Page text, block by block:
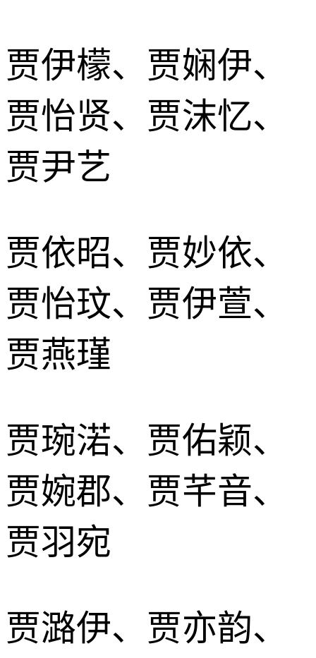
贾伊檬、贾娴伊、
贾怡贤、贾沫忆、
贾尹艺
贾依昭、贾妙依、
贾怡玟、贾伊萱、
贾燕瑾
贾琬渃、贾佑颖、
贾婉郡、贾芊音、
贾羽宛
贾潞伊、贾亦韵、